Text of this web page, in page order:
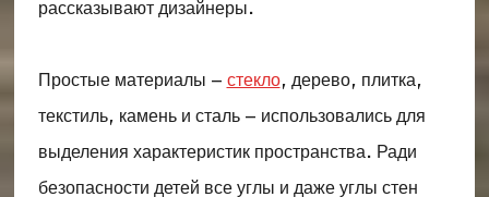
рассказывают дизайнеры.
Простые материалы – стекло, дерево, плитка,
текстиль, камень и сталь – использовались для
выделения характеристик пространства. Ради
безопасности детей все углы и даже углы стен